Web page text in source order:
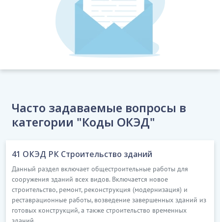
Көмірсутек шикізатынан ациклдік және
циклдік көмірсутек өндіру
Бұл ішкі класқа:
көмірсутектерді өндірукіреді
Бұл ішкі класқа:
бутилдық эфирлер өндіру
амилдік эфирлер өндірукіреді
Часто задаваемые вопросы в
категории "Коды ОКЭД"
41 ОКЭД РК Строительство зданий
Данный раздел включает общестроительные работы для
сооружения зданий всех видов. Включается новое
строительство, ремонт, реконструкция (модернизация) и
реставрационные работы, возведение завершенных зданий из
готовых конструкций, а также строительство временных